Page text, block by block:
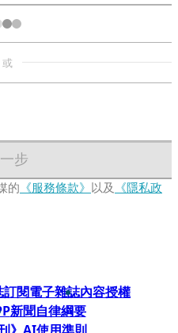
或
步
的 《服務條款》 以及 《隱私政
訂閱電子雜誌內容授權
新聞自律綱要